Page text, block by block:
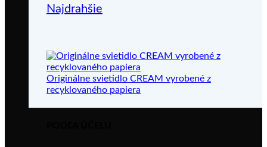
Najdrahšie
Originálne svietidlo CREAM vyrobené z
recyklovaného papiera